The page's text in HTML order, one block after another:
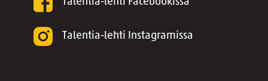
Talentia-lehti Instagramissa